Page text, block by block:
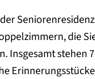
die
Insgesamt stehen